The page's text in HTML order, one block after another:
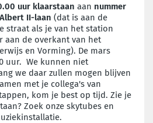
uur klaarstaan aan nummer
II-laan (dat is aan de
straat als je van het station
aan de overkant van het
en Vorming). De mars
uur. We kunnen niet
we daar zullen mogen blijven
met je collega's van
kom je best op tijd. Zie je
Zoek onze skytubes en